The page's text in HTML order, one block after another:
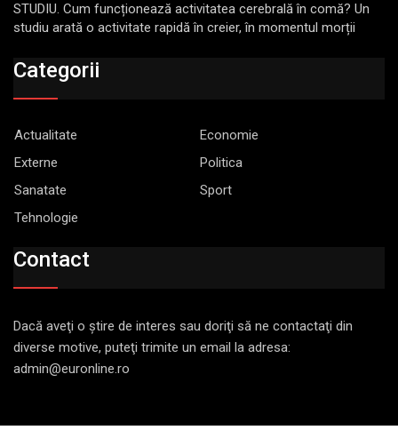
STUDIU. Cum funcționează activitatea cerebrală în comă? Un
studiu arată o activitate rapidă în creier, în momentul morții
Categorii
Actualitate
Economie
Externe
Politica
Sanatate
Sport
Tehnologie
Contact
Dacă aveţi o ştire de interes sau doriţi să ne contactaţi din
diverse motive, puteţi trimite un email la adresa:
admin@euronline.ro